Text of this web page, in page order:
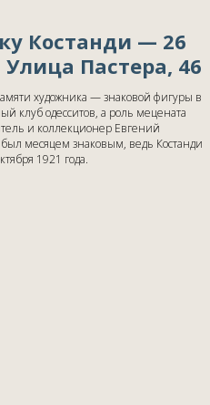
Костанди — 26
Улица Пастера, 46
художника — знаковой фигуры в
клуб одесситов, а роль мецената
и коллекционер Евгений
месяцем знаковым, ведь Костанди
1921 года.